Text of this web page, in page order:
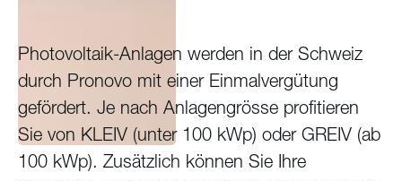
Photovoltaik-Anlagen werden in der Schweiz
durch Pronovo mit einer Einmalvergütung
gefördert. Je nach Anlagengrösse profitieren
Sie von KLEIV (unter 100 kWp) oder GREIV (ab
100 kWp). Zusätzlich können Sie Ihre